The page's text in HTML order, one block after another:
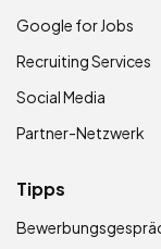
Google for Jobs
Recruiting Services
Social Media
Partner-Netzwerk
Tipps